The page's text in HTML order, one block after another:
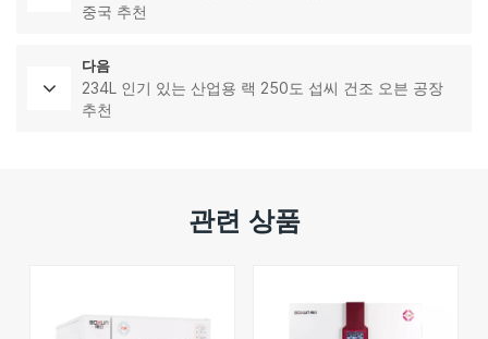
중국 추천
다음
234L 인기 있는 산업용 랙 250도 섭씨 건조 오븐 공장
추천
관련 상품